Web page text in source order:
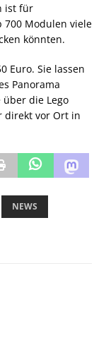
ist für
700 Modulen viele
könnten.
Euro. Sie lassen
Panorama
die Lego
direkt vor Ort in
NEWS